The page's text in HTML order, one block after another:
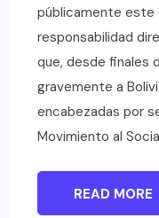
públicamente este
responsabilidad
que, desde finales
gravemente a
encabezadas por
Movimiento al
READ MORE